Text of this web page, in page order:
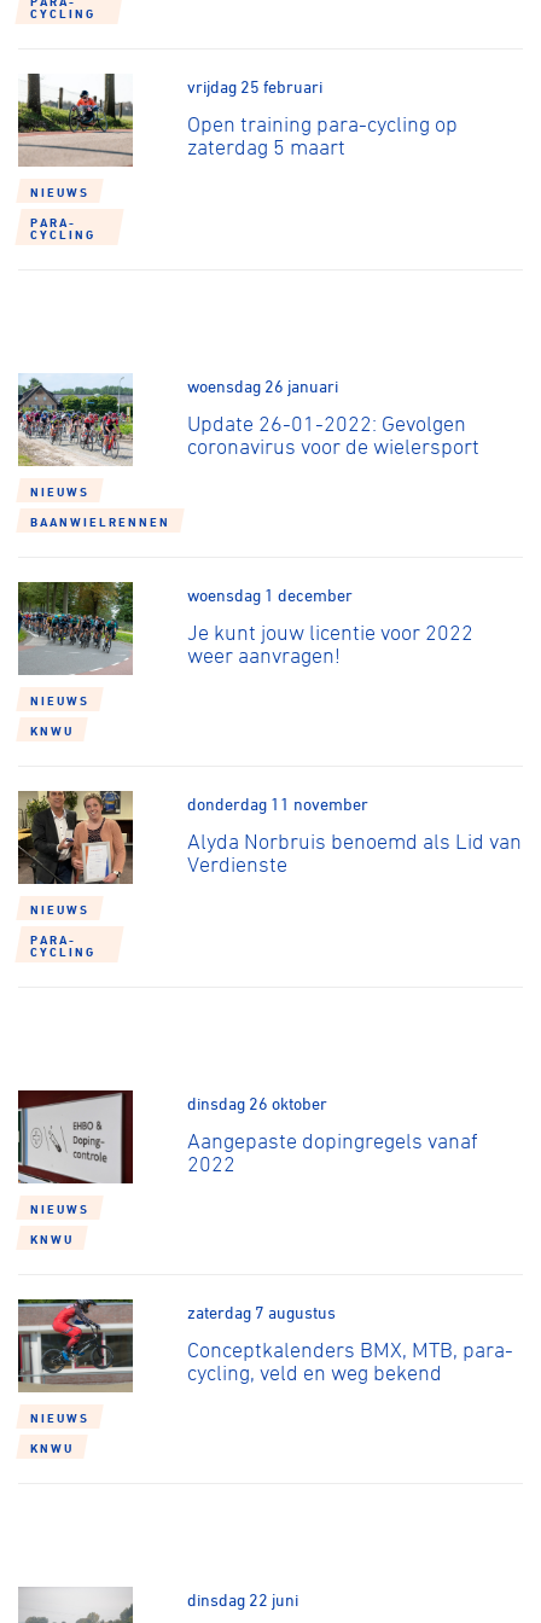
Over ons
Lid worden
CYCLING
NIEUWS
PARA-
CYCLING
vrijdag 25 februari
Open training para-cycling op
zaterdag 5 maart
NIEUWS
BAANWIELRENNEN
woensdag 26 januari
Update 26-01-2022: Gevolgen
coronavirus voor de wielersport
NIEUWS
KNWU
woensdag 1 december
Je kunt jouw licentie voor 2022
weer aanvragen!
NIEUWS
PARA-
CYCLING
donderdag 11 november
Alyda Norbruis benoemd als Lid van
Verdienste
NIEUWS
KNWU
dinsdag 26 oktober
Aangepaste dopingregels vanaf
2022
NIEUWS
KNWU
zaterdag 7 augustus
Conceptkalenders BMX, MTB, para-
cycling, veld en weg bekend
dinsdag 22 juni